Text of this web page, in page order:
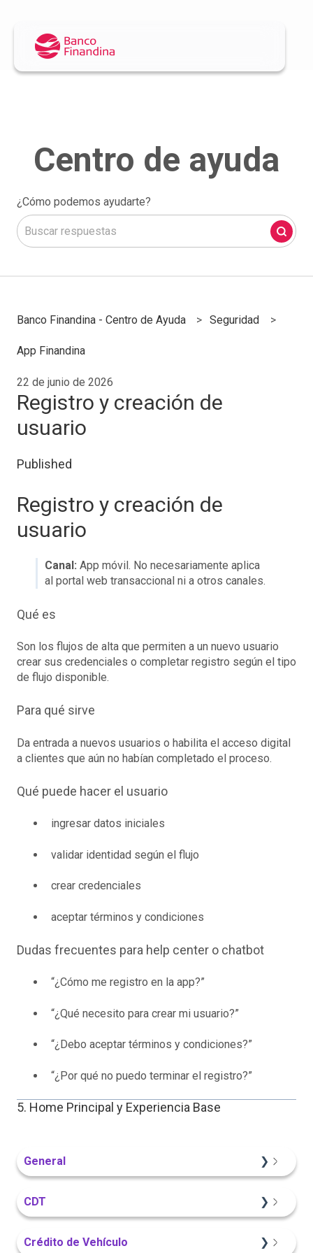
¿Cómo podemos ayudarte?
Banco Finandina - Centro de Ayuda Seguridad
App Finandina
22 de junio de 2026
Registro y creación de
usuario
Published
Registro y creación de
usuario
Canal: App móvil. No necesariamente aplica
al portal web transaccional ni a otros canales.
Qué es
Son los flujos de alta que permiten a un nuevo usuario
crear sus credenciales o completar registro según el tipo
de flujo disponible.
Para qué sirve
Da entrada a nuevos usuarios o habilita el acceso digital
a clientes que aún no habían completado el proceso.
Qué puede hacer el usuario
ingresar datos iniciales
validar identidad según el flujo
crear credenciales
aceptar términos y condiciones
Dudas frecuentes para help center o chatbot
“¿Cómo me registro en la app?”
“¿Qué necesito para crear mi usuario?”
“¿Debo aceptar términos y condiciones?”
“¿Por qué no puedo terminar el registro?”
5. Home Principal y Experiencia Base
General
CDT
Crédito de Vehículo